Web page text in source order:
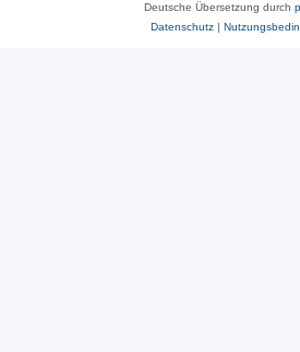
Deutsche Übersetzung durch
Datenschutz|